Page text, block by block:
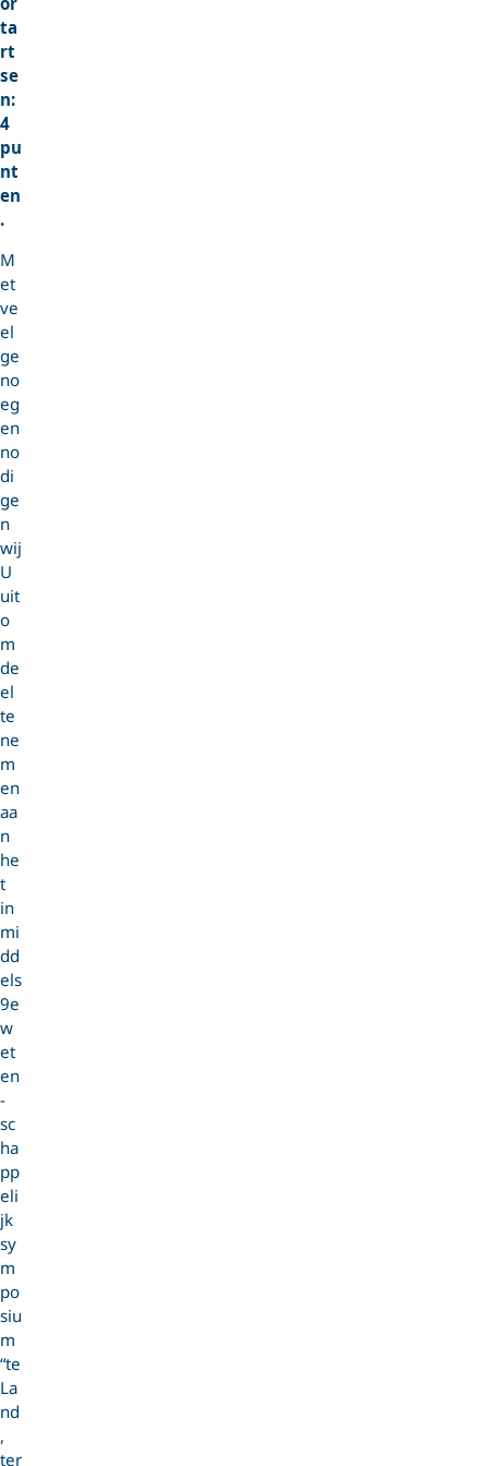
ta
rt
se
n:
4
pu
nt
en
.
M
et
ve
el
ge
no
eg
en
no
di
ge
n
wij
U
uit
o
m
de
el
te
ne
m
en
aa
n
he
t
in
mi
dd
els
9e
w
et
en
-
sc
ha
pp
eli
jk
sy
m
po
siu
m
“te
La
nd
,
ter